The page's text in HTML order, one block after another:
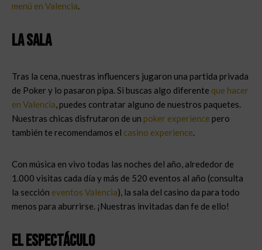
menú en Valencia.
La sala
Tras la cena, nuestras influencers jugaron una partida privada
de Poker y lo pasaron pipa. Si buscas algo diferente que hacer
en Valencia, puedes contratar alguno de nuestros paquetes.
Nuestras chicas disfrutaron de un poker experience pero
también te recomendamos el casino experience.
Con música en vivo todas las noches del año, alrededor de
1.000 visitas cada día y más de 520 eventos al año (consulta
la sección eventos Valencia), la sala del casino da para todo
menos para aburrirse. ¡Nuestras invitadas dan fe de ello!
El espectáculo